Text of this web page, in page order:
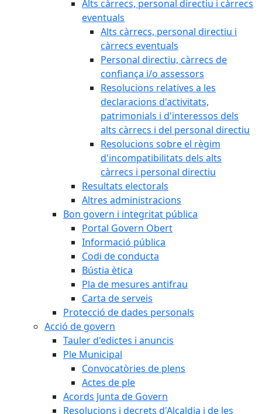
Alts càrrecs, personal directiu i càrrecs
eventuals
Alts càrrecs, personal directiu i
càrrecs eventuals
Personal directiu, càrrecs de
confiança i/o assessors
Resolucions relatives a les
declaracions d'activitats,
patrimonials i d'interessos dels
alts càrrecs i del personal directiu
Resolucions sobre el règim
d'incompatibilitats dels alts
càrrecs i personal directiu
Resultats electorals
Altres administracions
Bon govern i integritat pública
Portal Govern Obert
Informació pública
Codi de conducta
Bústia ètica
Pla de mesures antifrau
Carta de serveis
Protecció de dades personals
Acció de govern
Tauler d'edictes i anuncis
Ple Municipal
Convocatòries de plens
Actes de ple
Acords Junta de Govern
Resolucions i decrets d'Alcaldia i de les